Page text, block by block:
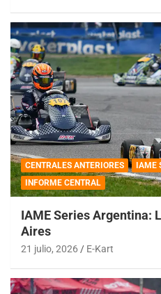
CENTRALES ANTERIORES
IAME
INFORME CENTRAL
IAME Series Argentina:
Aires
21 julio, 2026 E-Kart